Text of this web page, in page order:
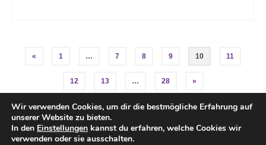
Seitennummerierung
Beiträge
« 1 … 7 8 9 10 11
12 13 … 28 »
Impressum Kontakt Datenschutzerklärung
Wir verwenden Cookies, um dir die bestmögliche Erfahrung auf
unserer Website zu bieten.
In den Einstellungen kannst du erfahren, welche Cookies wir
verwenden oder sie ausschalten.